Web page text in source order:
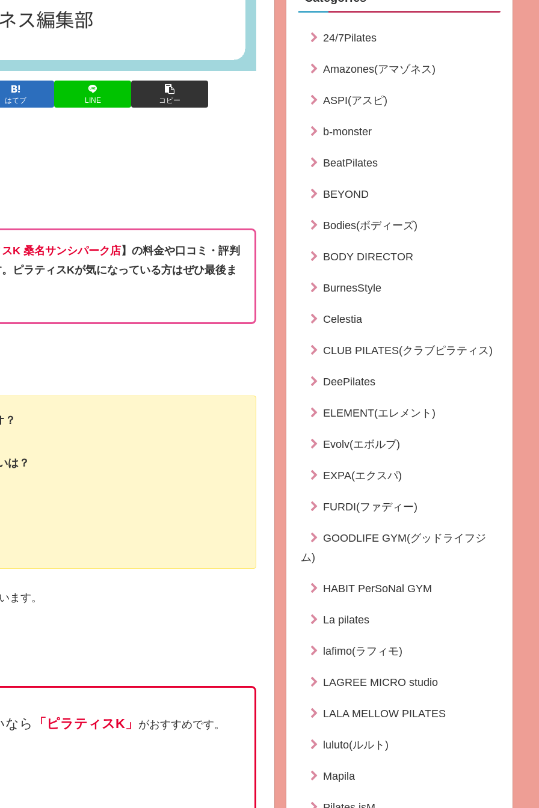
はてブ LINE コピー
K 桑名サンシパーク店】の料金や口コミ・評判
ピラティスKが気になっている方はぜひ最後ま
？
は？
ます。
なら 「ピラティスK」 がおすすめです。
24/7Pilates
Amazones(アマゾネス)
ASPI(アスピ)
b-monster
BeatPilates
BEYOND
Bodies(ボディーズ)
BODY DIRECTOR
BurnesStyle
Celestia
CLUB PILATES(クラブピラティス)
DeePilates
ELEMENT(エレメント)
Evolv(エボルブ)
EXPA(エクスパ)
FURDI(ファディー)
GOODLIFE GYM(グッドライフジ
ム)
HABIT PerSoNal GYM
La pilates
lafimo(ラフィモ)
LAGREE MICRO studio
LALA MELLOW PILATES
luluto(ルルト)
Mapila